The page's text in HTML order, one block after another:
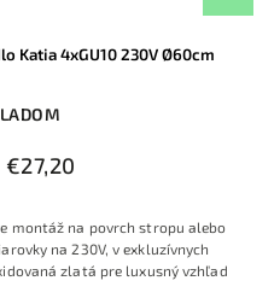
Katia 4xGU10 230V Ø60cm
€27,20
montáž na povrch stropu alebo
na 230V, v exkluzívnych
zlatá pre luxusný vzhľad